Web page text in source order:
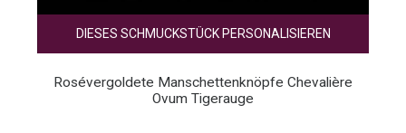
DIESES SCHMUCKSTÜCK PERSONALISIEREN
Rosévergoldete Manschettenknöpfe Chevalière
Ovum Tigerauge